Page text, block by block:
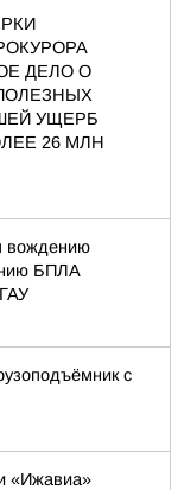
ДЕЛО О
УЩЕРБ
26 МЛН
вождению
БПЛА
с
«Ижавиа»